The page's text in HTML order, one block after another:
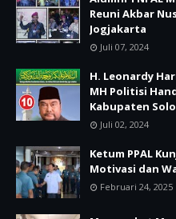
Reuni Akbar
Jogjakarta
Juli 07, 2024
H. Leonardy
MH Politisi
Kabupaten
Juli 02, 2024
Ketum PPAL
Motivasi dan
Februari 24, 2025